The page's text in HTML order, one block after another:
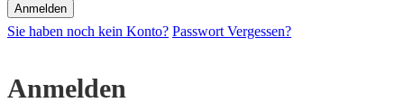
Sie haben noch kein Konto? Passwort Vergessen?
Anmelden